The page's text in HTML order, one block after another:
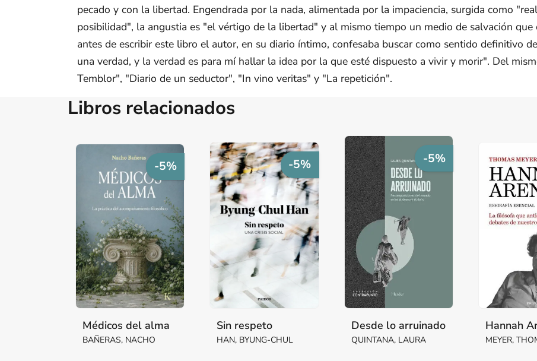
pecado y con la libertad. Engendrada por la nada, alimentada por la impaciencia, surgida como
posibilidad", la angustia es "el vértigo de la libertad" y al mismo tiempo un medio de salvación
antes de escribir este libro el autor, en su diario íntimo, confesaba buscar como sentido definitivo
una verdad, y la verdad es para mí hallar la idea por la que esté dispuesto a vivir y morir". Del
Temblor", "Diario de un seductor", "In vino veritas" y "La repetición".
Libros relacionados
-5%
Médicos del alma
BAÑERAS, NACHO
-5%
Sin respeto
HAN, BYUNG-CHUL
-5%
Desde lo arruinado
QUINTANA, LAURA
Hannah
MEYER,